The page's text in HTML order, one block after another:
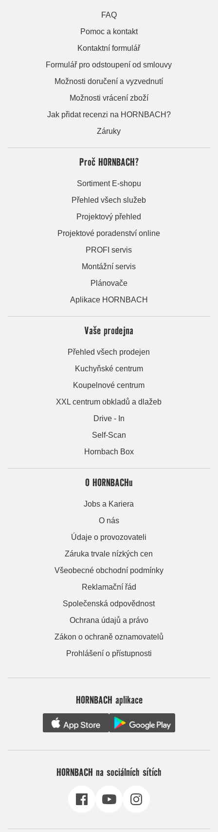
FAQ
Pomoc a kontakt
Kontaktní formulář
Formulář pro odstoupení od smlouvy
Možnosti doručení a vyzvednutí
Možnosti vrácení zboží
Jak přidat recenzi na HORNBACH?
Záruky
Proč HORNBACH?
Sortiment E-shopu
Přehled všech služeb
Projektový přehled
Projektové poradenství online
PROFI servis
Montážní servis
Plánovače
Aplikace HORNBACH
Vaše prodejna
Přehled všech prodejen
Kuchyňské centrum
Koupelnové centrum
XXL centrum obkladů a dlažeb
Drive - In
Self-Scan
Hornbach Box
O HORNBACHu
Jobs a Kariera
O nás
Údaje o provozovateli
Záruka trvale nízkých cen
Všeobecné obchodní podmínky
Reklamační řád
Společenská odpovědnost
Ochrana údajů a právo
Zákon o ochraně oznamovatelů
Prohlášení o přístupnosti
HORNBACH aplikace
HORNBACH na sociálních sítích